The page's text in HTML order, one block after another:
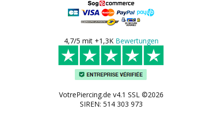
4,7/5 mit +1,3K Bewertungen
VotrePiercing.de v4.1 SSL ©2026
SIREN: 514 303 973